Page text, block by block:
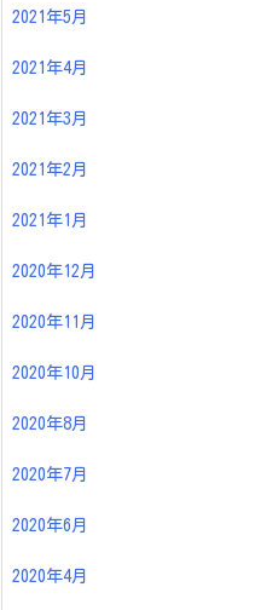
2021年5月
2021年4月
2021年3月
2021年2月
2021年1月
2020年12月
2020年11月
2020年10月
2020年8月
2020年7月
2020年6月
2020年4月